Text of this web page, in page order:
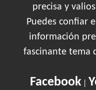
precisa y
Puedes confiar
información
fascinante tema
Facebook|